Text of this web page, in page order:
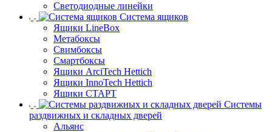
Светодиодные линейки
Система ящиков
Ящики LineBox
Метабоксы
Свимбоксы
Смартбоксы
Ящики ArciTech Hettich
Ящики InnoTech Hettich
Ящики СТАРТ
Системы
раздвижных и складных дверей
Альянс